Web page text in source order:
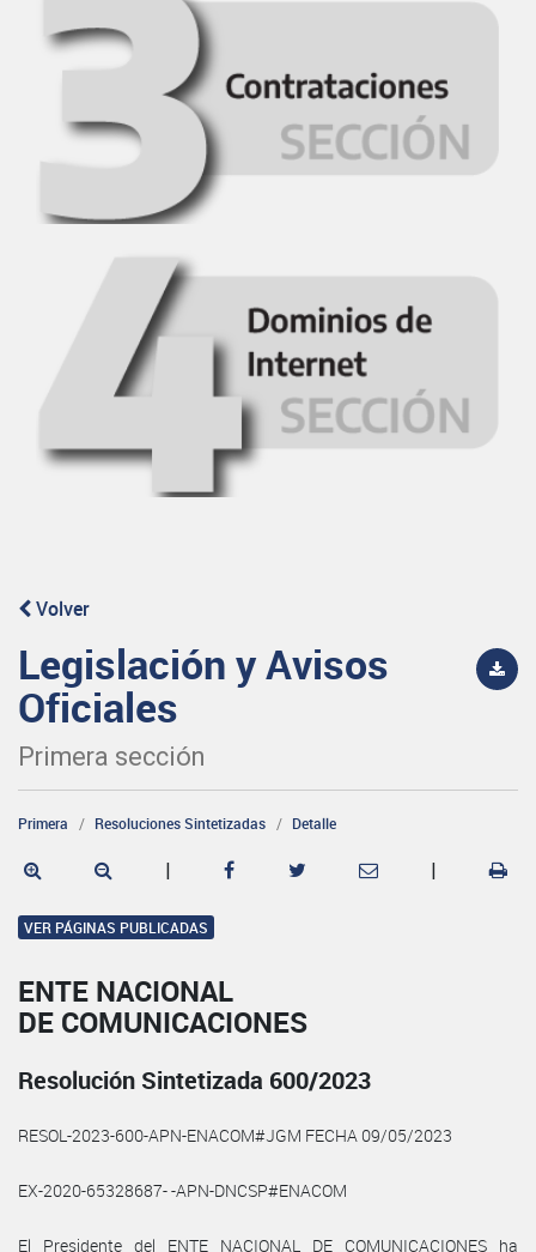
Volver
Legislación y Avisos
Oficiales
Primera sección
Primera Resoluciones Sintetizadas Detalle
| |
VER PÁGINAS PUBLICADAS
ENTE NACIONAL
DE COMUNICACIONES
Resolución Sintetizada 600/2023
RESOL-2023-600-APN-ENACOM#JGM FECHA 09/05/2023
EX-2020-65328687- -APN-DNCSP#ENACOM
El Presidente del ENTE NACIONAL DE COMUNICACIONES ha